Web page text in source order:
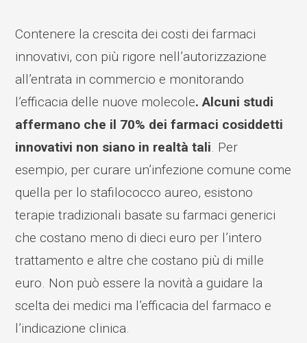
Contenere la crescita dei costi dei farmaci
innovativi, con più rigore nell’autorizzazione
all’entrata in commercio e monitorando
l’efficacia delle nuove molecole. Alcuni studi
affermano che il 70% dei farmaci cosiddetti
innovativi non siano in realtà tali. Per
esempio, per curare un’infezione comune come
quella per lo stafilococco aureo, esistono
terapie tradizionali basate su farmaci generici
che costano meno di dieci euro per l’intero
trattamento e altre che costano più di mille
euro. Non può essere la novità a guidare la
scelta dei medici ma l’efficacia del farmaco e
l’indicazione clinica.